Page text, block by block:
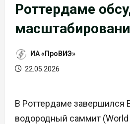
Роттердаме
ИА «ПроВИЭ»
22.05.2026
В Роттердаме завершился
водородный саммит